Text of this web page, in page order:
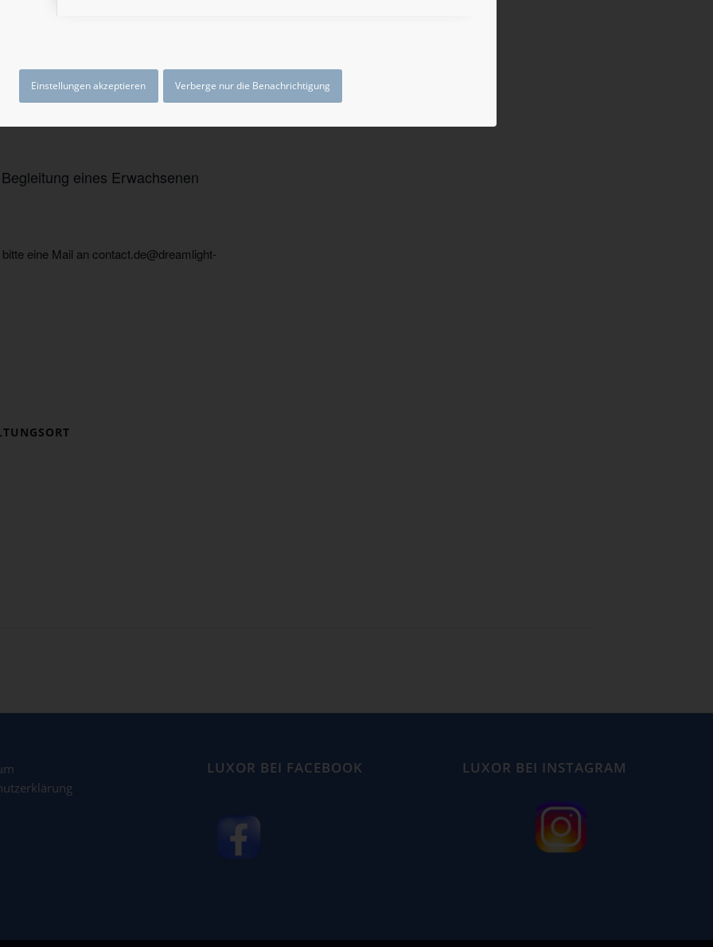
Einstellungen akzeptieren Verberge nur die Benachrichtigung
Uhr
eines Erwachsenen
eine Mail an contact.de@dreamlight-
LUXOR BEI FACEBOOK LUXOR BEI INSTAGRAM